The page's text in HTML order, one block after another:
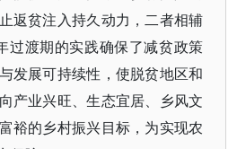
返贫注入持久动力，二者相辅
过渡期的实践确保了减贫政策
发展可持续性，使脱贫地区和
产业兴旺、生态宜居、乡风文
裕的乡村振兴目标，为实现农